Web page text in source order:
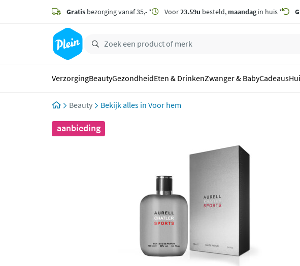
zoeken
hoofdinhoud
Gratis bezorging vanaf 35,- * Voor23.59u besteld, maandagin huis *
VerzorgingBeautyGezondheidEten & DrinkenZwanger & BabyCadeaus
Beauty Voor hem
aanbieding